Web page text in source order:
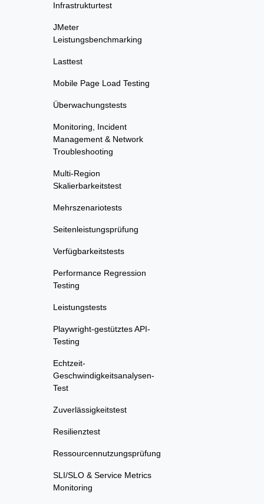
Infrastrukturtest
JMeter
Leistungsbenchmarking
Lasttest
Mobile Page Load Testing
Überwachungstests
Monitoring, Incident
Management & Network
Troubleshooting
Multi-Region
Skalierbarkeitstest
Mehrszenariotests
Seitenleistungsprüfung
Verfügbarkeitstests
Performance Regression
Testing
Leistungstests
Playwright-gestütztes API-
Testing
Echtzeit-
Geschwindigkeitsanalysen-
Test
Zuverlässigkeitstest
Resilienztest
Ressourcennutzungsprüfung
SLI/SLO & Service Metrics
Monitoring